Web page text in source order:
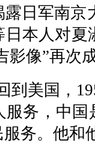
日军南
本人对
影像”再
美国，
务，中
务。他